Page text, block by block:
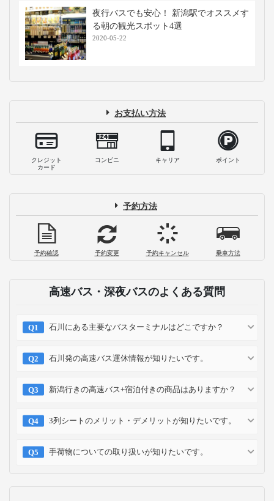
夜行バスでも安心！ 新潟駅でオススメす
る朝の観光スポット4選
2020-05-22
お支払い方法
クレジット
カード
コンビニ キャリア ポイント
予約方法
予約確認 予約変更 予約キャンセル 乗車方法
高速バス・深夜バスのよくある質問
石川にある主要なバスターミナルはどこですか？
石川発の高速バス運休情報が知りたいです。
新潟行きの高速バス+宿泊付きの商品はありますか？
3列シートのメリット・デメリットが知りたいです。
手荷物についての取り扱いが知りたいです。